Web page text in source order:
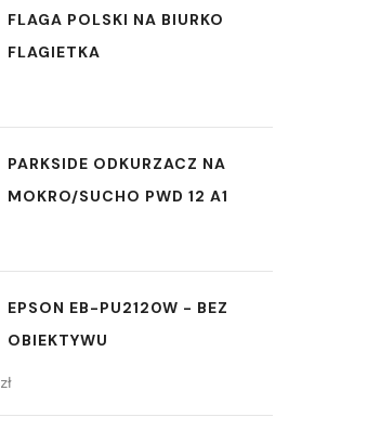
FLAGA POLSKI NA BIURKO
FLAGIETKA
PARKSIDE ODKURZACZ NA
MOKRO/SUCHO PWD 12 A1
EPSON EB-PU2120W - BEZ
OBIEKTYWU
zł